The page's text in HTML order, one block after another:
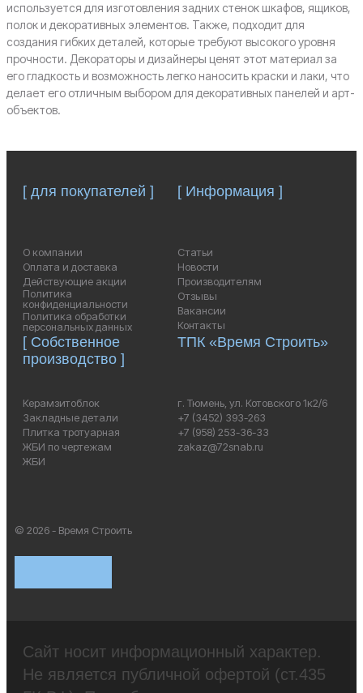
используется для изготовления задних стенок шкафов, ящиков,
полок и декоративных элементов. Также, подходит для
создания гибких деталей, которые требуют высокого уровня
прочности. Декораторы и дизайнеры ценят этот материал за
его гладкость и возможность легко наносить краски и лаки, что
делает его отличным выбором для декоративных панелей и арт-
объектов.
[ для покупателей ]
О компании
Оплата и доставка
Действующие акции
Политика
конфиденциальности
Политика обработки
персональных данных
[ Собственное
производство ]
Керамзитоблок
Закладные детали
Плитка тротуарная
ЖБИ по чертежам
ЖБИ
[ Информация ]
Статьи
Новости
Производителям
Отзывы
Вакансии
Контакты
ТПК «Время Строить»
г. Тюмень, ул. Котовского 1к2/6
+7 (3452) 393-263
+7 (958) 253-36-33
zakaz@72snab.ru
© 2026 - Время Строить
Сайт носит информационный характер.
Не является публичной офертой (ст.435